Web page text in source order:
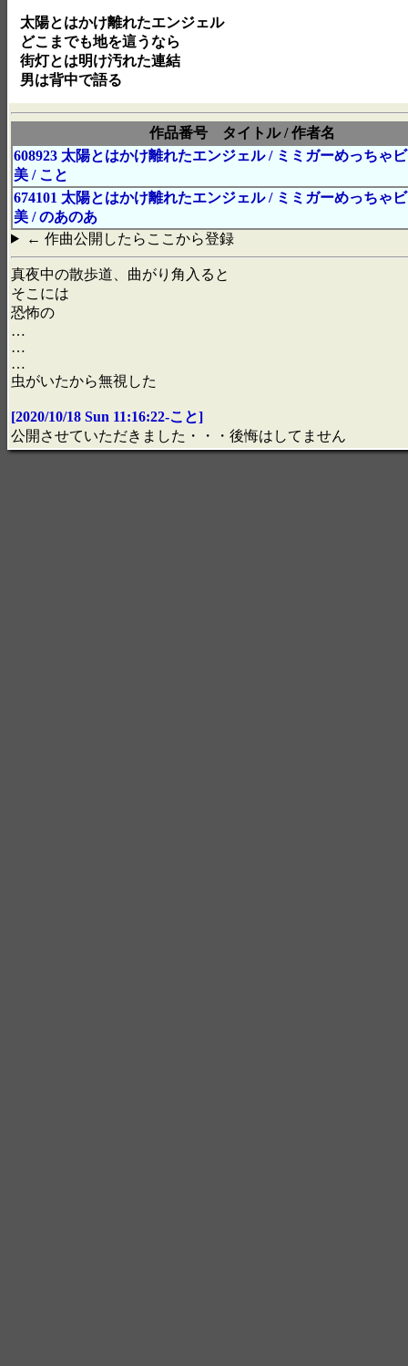
太陽とはかけ離れたエンジェル
どこまでも地を這うなら
街灯とは明け汚れた連結
男は背中で語る
作品番号 タイトル / 作者名
608923 太陽とはかけ離れたエンジェル / ミミガーめっちゃ
美 / こと
674101 太陽とはかけ離れたエンジェル / ミミガーめっちゃ
美 / のあのあ
← 作曲公開したらここから登録
真夜中の散歩道、曲がり角入ると
そこには
恐怖の
…
…
…
虫がいたから無視した
[2020/10/18 Sun 11:16:22-こと]
公開させていただきました・・・後悔はしてません